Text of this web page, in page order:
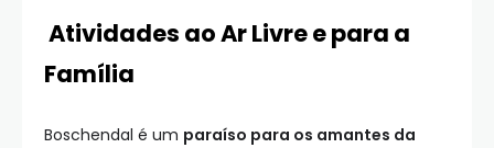
Atividades ao Ar Livre e para a
Família
Boschendal é um paraíso para os amantes da